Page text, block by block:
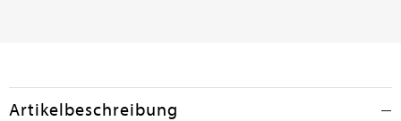
Artikelbeschreibung